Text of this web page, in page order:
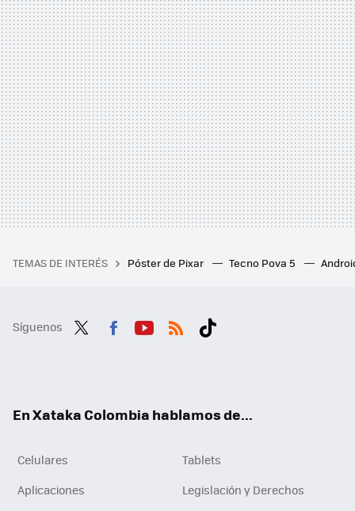
TEMAS DE INTERÉS Póster de Pixar Tecno Pova 5
Síguenos
En Xataka Colombia hablamos de...
Celulares
Tablets
Aplicaciones
Legislación y Derechos